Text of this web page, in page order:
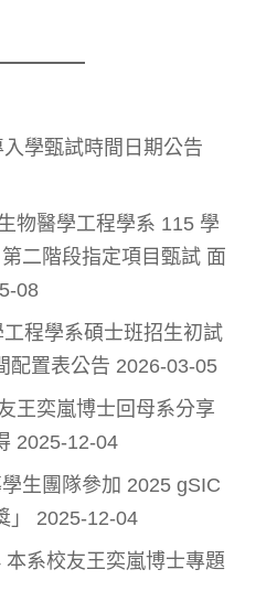
學甄試時間日期公告
物醫學工程學系 115 學
二階段指定項目甄試 面
08
程學系碩士班招生初試
配置表公告 2026-03-05
王奕嵐博士回母系分享
2025-12-04
生團隊參加 2025 gSIC
2025-12-04
系校友王奕嵐博士專題